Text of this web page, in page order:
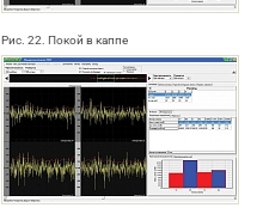
Рис. 22. Покой в каппе